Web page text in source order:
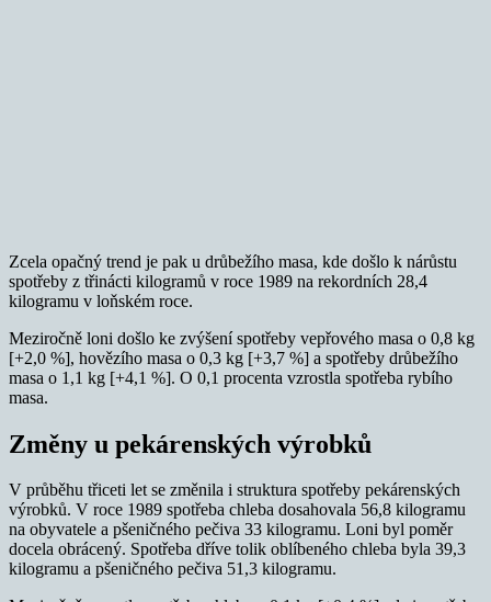
Zcela opačný trend je pak u drůbežího masa, kde došlo k nárůstu
spotřeby z třinácti kilogramů v roce 1989 na rekordních 28,4
kilogramu v loňském roce.
Meziročně loni došlo ke zvýšení spotřeby vepřového masa o 0,8 kg
[+2,0 %], hovězího masa o 0,3 kg [+3,7 %] a spotřeby drůbežího
masa o 1,1 kg [+4,1 %]. O 0,1 procenta vzrostla spotřeba rybího
masa.
Změny u pekárenských výrobků
V průběhu třiceti let se změnila i struktura spotřeby pekárenských
výrobků. V roce 1989 spotřeba chleba dosahovala 56,8 kilogramu
na obyvatele a pšeničného pečiva 33 kilogramu. Loni byl poměr
docela obrácený. Spotřeba dříve tolik oblíbeného chleba byla 39,3
kilogramu a pšeničného pečiva 51,3 kilogramu.